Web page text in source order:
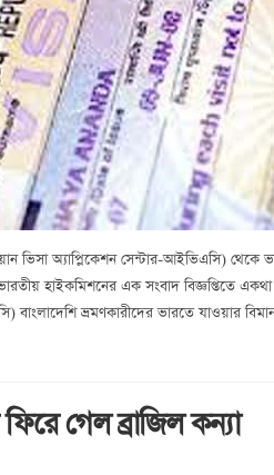
ভিসা অ্যাপ্লিকেশন সেন্টার-আইভিএসি) থেকে
হাইকমিশনের এক সংবাদ বিজ্ঞপ্তিতে একথা
বাংলাদেশি ভ্রমণকারীদের ভারতে যাওয়ার
গেল ব্রাজিল কন্যা